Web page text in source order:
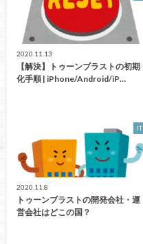
2020.11.13
【解決】トゥーンブラストの初期
化手順 | iPhone/Android/iP…
IT
2020.11.8
トゥーンブラストの開発会社・運
営会社はどこの国？